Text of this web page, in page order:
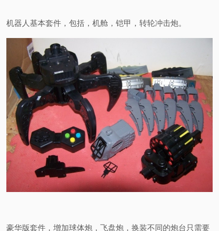
机器人基本套件，包括，机舱，铠甲，转轮冲击炮。
豪华版套件，增加球体炮，飞盘炮，换装不同的炮台只需要